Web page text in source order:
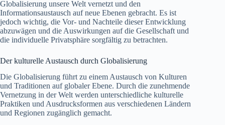
Globalisierung unsere Welt vernetzt und den
Informationsaustausch auf neue Ebenen gebracht. Es ist
jedoch wichtig, die Vor- und Nachteile dieser Entwicklung
abzuwägen und die Auswirkungen auf die Gesellschaft und
die individuelle Privatsphäre sorgfältig zu betrachten.
Der kulturelle Austausch durch Globalisierung
Die Globalisierung führt zu einem Austausch von Kulturen
und Traditionen auf globaler Ebene. Durch die zunehmende
Vernetzung in der Welt werden unterschiedliche kulturelle
Praktiken und Ausdrucksformen aus verschiedenen Ländern
und Regionen zugänglich gemacht.